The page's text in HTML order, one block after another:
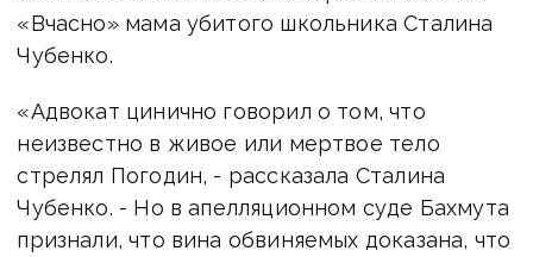
«Вчасно» мама убитого школьника Сталина
Чубенко.
«Адвокат цинично говорил о том, что
неизвестно в живое или мертвое тело
стрелял Погодин, - рассказала Сталина
Чубенко. - Но в апелляционном суде Бахмута
признали, что вина обвиняемых доказана, что